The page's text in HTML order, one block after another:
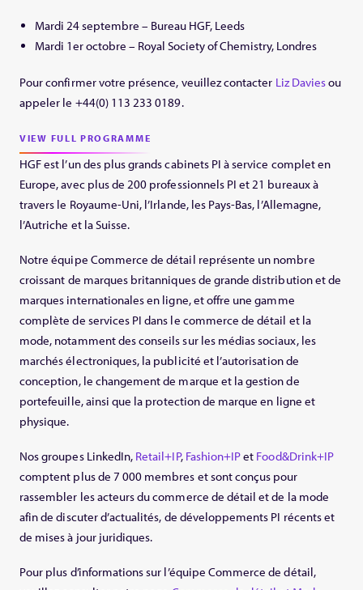
Mardi 24 septembre – Bureau HGF, Leeds
Mardi 1er octobre – Royal Society of Chemistry, Londres
Pour confirmer votre présence, veuillez contacter Liz Daviesou
appeler le +44(0) 113 233 0189.
VIEW FULL PROGRAMME
HGF est l’un des plus grands cabinets PI à service complet en
Europe, avec plus de 200 professionnels PI et 21 bureaux à
travers le Royaume-Uni, l’Irlande, les Pays-Bas, l’Allemagne,
l’Autriche et la Suisse.
Notre équipe Commerce de détail représente un nombre
croissant de marques britanniques de grande distribution et de
marques internationales en ligne, et offre une gamme
complète de services PI dans le commerce de détail et la
mode, notamment des conseils sur les médias sociaux, les
marchés électroniques, la publicité et l’autorisation de
conception, le changement de marque et la gestion de
portefeuille, ainsi que la protection de marque en ligne et
physique.
Nos groupes LinkedIn, Retail+IP, Fashion+IPet Food&Drink+IP
comptent plus de 7 000 membres et sont conçus pour
rassembler les acteurs du commerce de détail et de la mode
afin de discuter d’actualités, de développements PI récents et
de mises à jour juridiques.
Pour plus d’informations sur l’équipe Commerce de détail,